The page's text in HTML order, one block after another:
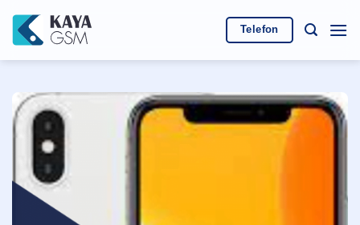
atla
Telefon